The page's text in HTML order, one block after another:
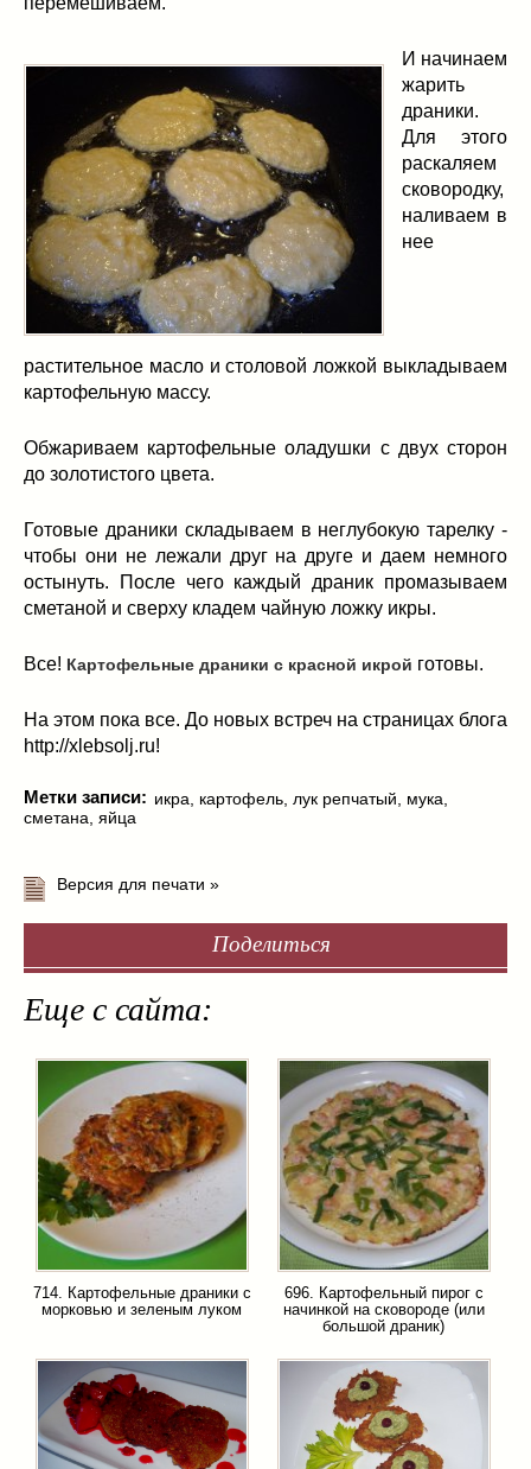
И начинаем
жарить
драники.
Для этого
раскаляем
сковородку,
наливаем в
нее
растительное масло и столовой ложкой выкладываем
картофельную массу.
Обжариваем картофельные оладушки с двух сторон
до золотистого цвета.
Готовые драники складываем в неглубокую тарелку -
чтобы они не лежали друг на друге и даем немного
остынуть. После чего каждый драник промазываем
сметаной и сверху кладем чайную ложку икры.
Все! Картофельные драники с красной икрой готовы.
На этом пока все. До новых встреч на страницах блога
http://xlebsolj.ru!
Метки записи: икра картофель лук репчатый мука
сметана яйца
Версия для печати »
Поделиться
Еще с сайта:
714. Картофельные драники с
морковью и зеленым луком
696. Картофельный пирог с
начинкой на сковороде (или
большой драник)